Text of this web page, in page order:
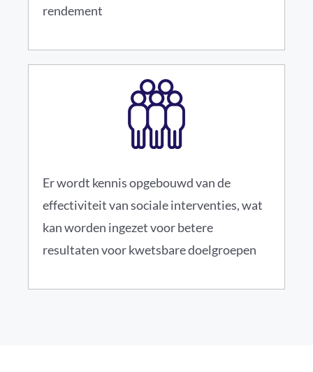
rendement
Er wordt kennis opgebouwd van de
effectiviteit van sociale interventies, wat
kan worden ingezet voor betere
resultaten voor kwetsbare doelgroepen